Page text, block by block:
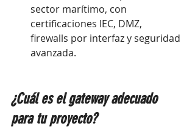
sector marítimo, con
certificaciones IEC, DMZ,
firewalls por interfaz y seguridad
avanzada.
¿Cuál es el gateway adecuado
para tu proyecto?